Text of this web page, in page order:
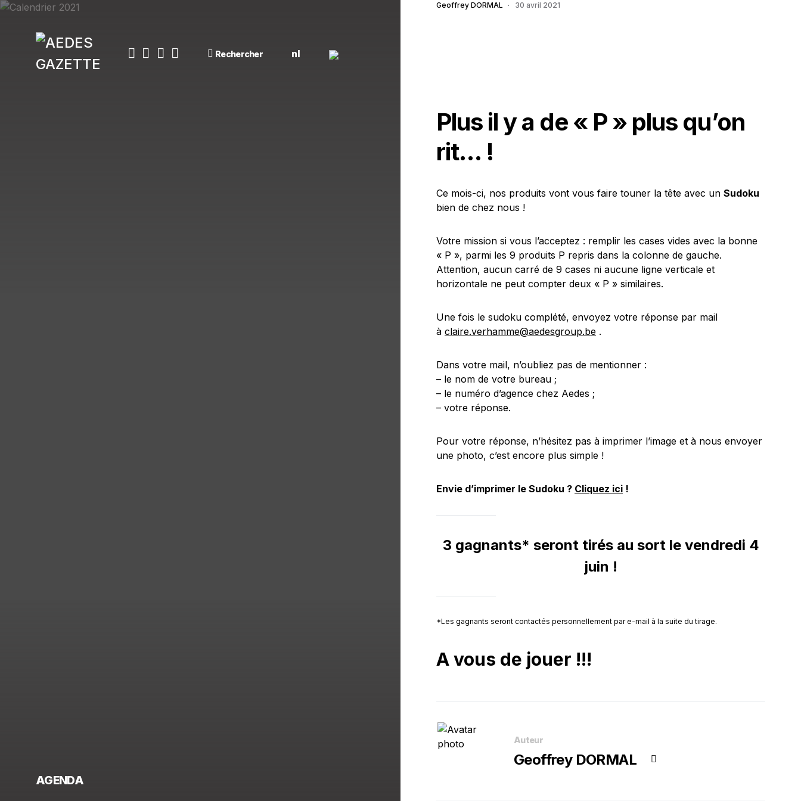
Rechercher nl
AGENDA
Geoffrey DORMAL 30 avril 2021
Plus il y a de « P » plus qu’on
rit… !
Ce mois-ci, nos produits vont vous faire touner la tête avec un Sudoku
bien de chez nous !
Votre mission si vous l’acceptez : remplir les cases vides avec la bonne
« P », parmi les 9 produits P repris dans la colonne de gauche.
Attention, aucun carré de 9 cases ni aucune ligne verticale et
horizontale ne peut compter deux « P » similaires.
Une fois le sudoku complété, envoyez votre réponse par mail
à claire.verhamme@aedesgroup.be .
Dans votre mail, n’oubliez pas de mentionner :
– le nom de votre bureau ;
– le numéro d’agence chez Aedes ;
– votre réponse.
Pour votre réponse, n’hésitez pas à imprimer l’image et à nous envoyer
une photo, c’est encore plus simple !
Envie d’imprimer le Sudoku ? Cliquez ici !
3 gagnants* seront tirés au sort le vendredi 4
juin !
*Les gagnants seront contactés personnellement par e-mail à la suite du tirage.
A vous de jouer !!!
Auteur
Geoffrey DORMAL